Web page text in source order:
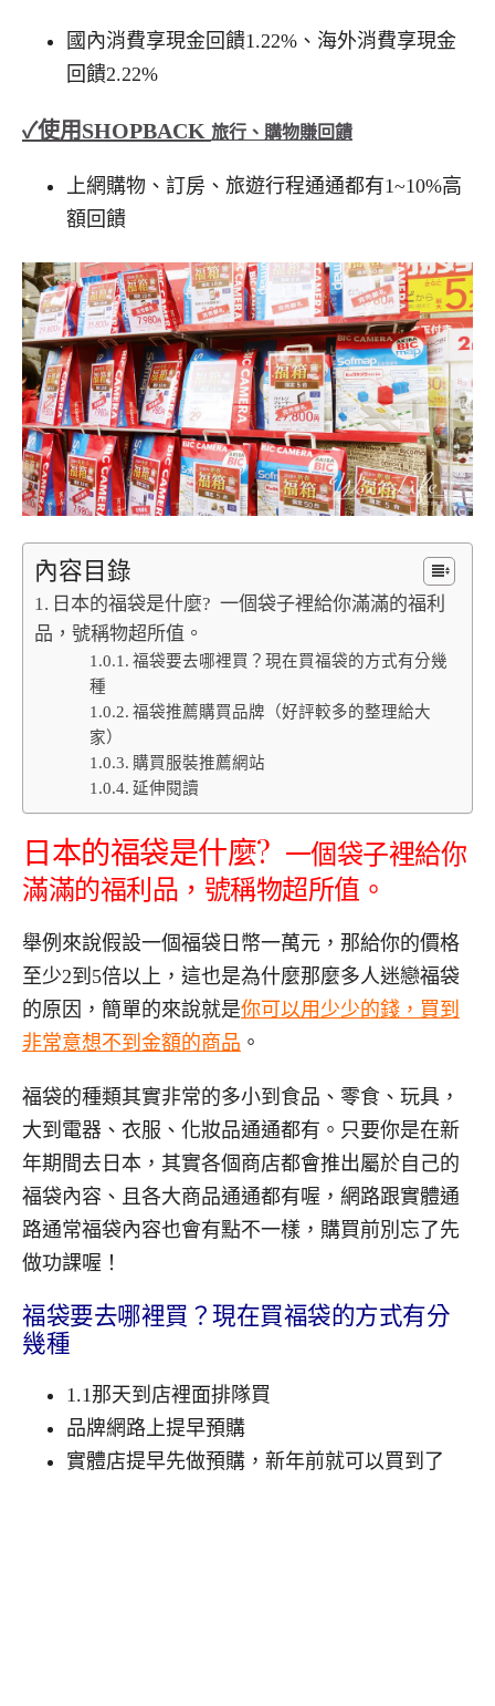
國內消費享現金回饋1.22%、海外消費享現金
回饋2.22%
✓使用SHOPBACK 旅行、購物賺回饋
上網購物、訂房、旅遊行程通通都有1~10%高
額回饋
內容目錄
日本的福袋是什麼? 一個袋子裡給你滿滿的福利
品，號稱物超所值。
福袋要去哪裡買？現在買福袋的方式有分幾
種
福袋推薦購買品牌（好評較多的整理給大
家）
購買服裝推薦網站
延伸閱讀
日本的福袋是什麼? 一個袋子裡給你
滿滿的福利品，號稱物超所值。
舉例來說假設一個福袋日幣一萬元，那給你的價格
至少2到 5倍以上，這也是為什麼那麼多人迷戀福袋
的原因，簡單的來說就是你可以用少少的錢，買到
非常意想不到金額的商品 。
福袋的種類其實非常的多小到食品、零食、玩具，
大到電器、衣服、化妝品通通都有。只要你是在新
年期間去日本，其實各個商店都會推出屬於自己的
福袋內容、且各大商品通通都有喔，網路跟實體通
路通常福袋內容也會有點不一樣，購買前別忘了先
做功課喔！
福袋要去哪裡買？現在買福袋的方式有分
幾種
1.1 那天到店裡面排隊買
品牌網路上提早預購
實體店提早先做預購，新年前就可以買到了